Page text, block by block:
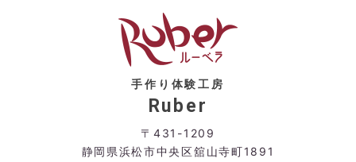
手作り体験工房
Ruber
〒431-1209
静岡県浜松市中央区舘山寺町1891